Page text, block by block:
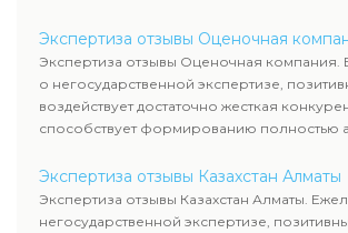
Экспертиза отзывы Оценочная
Экспертиза отзывы Оценочная компания.
о негосударственной экспертизе,
воздействует достаточно жесткая
способствует формированию полностью
Экспертиза отзывы Казахстан Алматы
Экспертиза отзывы Казахстан Алматы.
негосударственной экспертизе,